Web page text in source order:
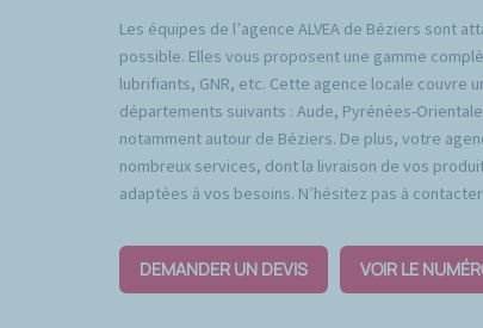
Les équipes de l’agence ALVEA de Béziers sont
possible. Elles vous proposent une gamme
lubrifiants, GNR, etc. Cette agence locale couvre
départements suivants : Aude, Pyrénées-
notamment autour de Béziers. De plus, votre
nombreux services, dont la livraison de vos
adaptées à vos besoins. N’hésitez pas à
DEMANDER UN DEVIS VOIR LE